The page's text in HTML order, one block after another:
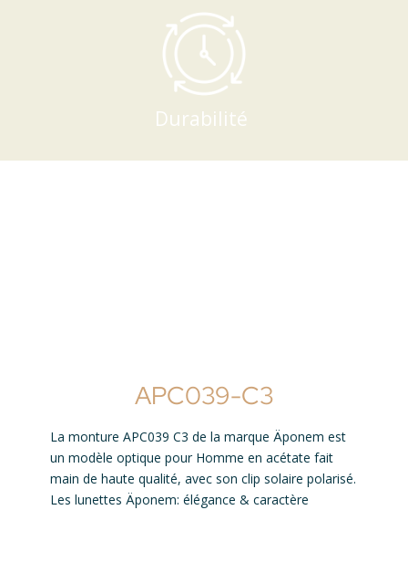
Durabilité
APC039-C3
La monture APC039 C3 de la marque Äponem est
un modèle optique pour Homme en acétate fait
main de haute qualité, avec son clip solaire polarisé.
Les lunettes Äponem: élégance & caractère